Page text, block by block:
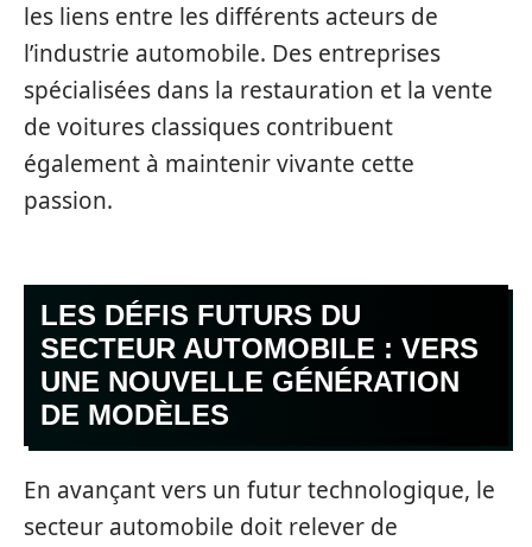
les liens entre les différents acteurs de
l’industrie automobile. Des entreprises
spécialisées dans la restauration et la vente
de voitures classiques contribuent
également à maintenir vivante cette
passion.
LES DÉFIS FUTURS DU
SECTEUR AUTOMOBILE : VERS
UNE NOUVELLE GÉNÉRATION
DE MODÈLES
En avançant vers un futur technologique, le
secteur automobile doit relever de